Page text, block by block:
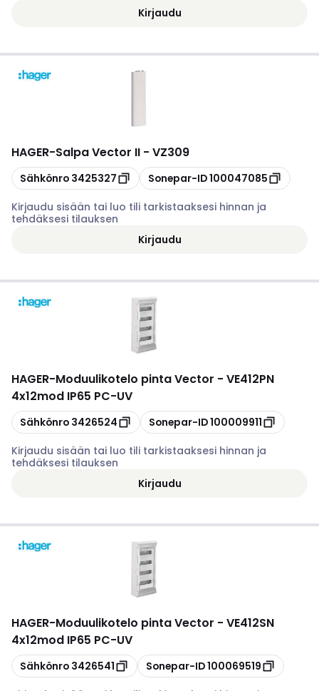
Kirjaudu
HAGER-Salpa Vector II - VZ309
Kopioi
Sähkönro 3425327 Kopioi
Sonepar-ID100047085
Kirjaudu sisään tai luo tili tarkistaaksesi hinnan ja
tehdäksesi tilauksen
Kirjaudu
HAGER-Moduulikotelo pinta Vector - VE412PN
4x12mod IP65 PC-UV
Kopioi
Sähkönro 3426524 Kopioi
Sonepar-ID100009911
Kirjaudu sisään tai luo tili tarkistaaksesi hinnan ja
tehdäksesi tilauksen
Kirjaudu
HAGER-Moduulikotelo pinta Vector - VE412SN
4x12mod IP65 PC-UV
Kopioi
Sähkönro 3426541 Kopioi
Sonepar-ID100069519